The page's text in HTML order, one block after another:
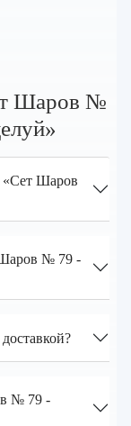
Шаров №
«Сет Шаров
Шаров № 79 -
№ 79 -